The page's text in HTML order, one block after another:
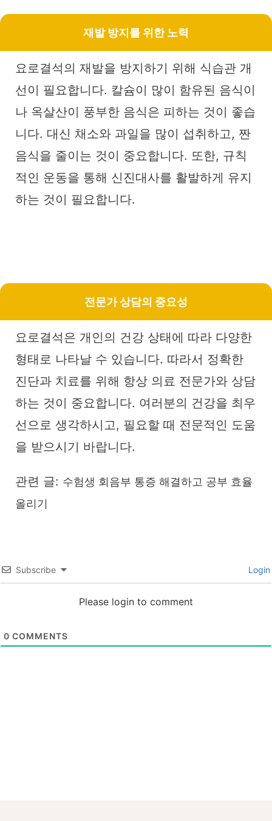
재발 방지를 위한 노력
요로결석의 재발을 방지하기 위해 식습관 개
선이 필요합니다. 칼슘이 많이 함유된 음식이
나 옥살산이 풍부한 음식은 피하는 것이 좋습
니다. 대신 채소와 과일을 많이 섭취하고, 짠
음식을 줄이는 것이 중요합니다. 또한, 규칙
적인 운동을 통해 신진대사를 활발하게 유지
하는 것이 필요합니다.
전문가 상담의 중요성
요로결석은 개인의 건강 상태에 따라 다양한
형태로 나타날 수 있습니다. 따라서 정확한
진단과 치료를 위해 항상 의료 전문가와 상담
하는 것이 중요합니다. 여러분의 건강을 최우
선으로 생각하시고, 필요할 때 전문적인 도움
을 받으시기 바랍니다.
관련 글: 수험생 회음부 통증 해결하고 공부 효율
올리기
Subscribe Login
Please login to comment
0 COMMENTS